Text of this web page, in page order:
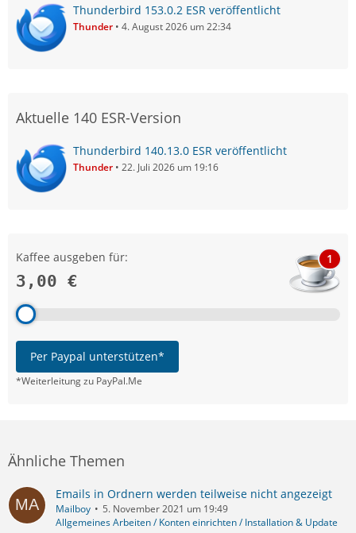
Thunderbird 153.0.2 ESR veröffentlicht
Thunder 4. August 2026 um 22:34
Aktuelle 140 ESR-Version
Thunderbird 140.13.0 ESR veröffentlicht
Thunder 22. Juli 2026 um 19:16
Kaffee ausgeben für:
3,00 €
1
Per Paypal unterstützen*
*Weiterleitung zu PayPal.Me
Ähnliche Themen
Emails in Ordnern werden teilweise nicht angezeigt
Mailboy
5. November 2021 um 19:49
Allgemeines Arbeiten / Konten einrichten / Installation & Update